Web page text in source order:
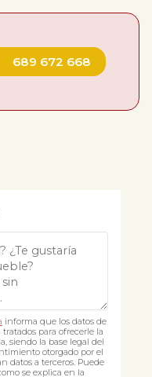
689 672 668
informa que los datos de
para ofrecerle la
siendo la base legal del
otorgado por el
datos a terceros. Puede
se explica en la